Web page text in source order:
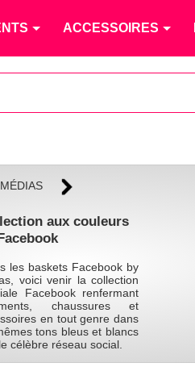
ACCESSOIRES
aux couleurs
les baskets Facebook by
voici venir la collection
Facebook renfermant
chaussures et
en tout genre dans
tons bleus et blancs
célèbre réseau social.